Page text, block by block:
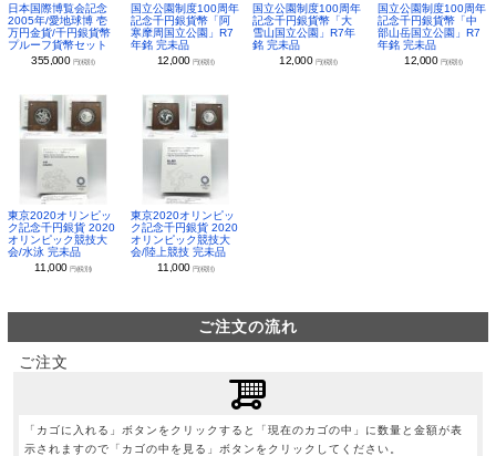
日本国際博覧会記念
2005年/愛地球博 壱
万円金貨/千円銀貨幣
プルーフ貨幣セット
355,000 円(税別)
国立公園制度100周年
記念千円銀貨幣「阿
寒摩周国立公園」R7
年銘 完未品
12,000 円(税別)
国立公園制度100周年
記念千円銀貨幣「大
雪山国立公園」R7年
銘 完未品
12,000 円(税別)
国立公園制度100周年
記念千円銀貨幣「中
部山岳国立公園」R7
年銘 完未品
12,000 円(税別)
東京2020オリンピッ
ク記念千円銀貨 2020
オリンピック競技大
会/水泳 完未品
11,000円(税別)
東京2020オリンピッ
ク記念千円銀貨 2020
オリンピック競技大
会/陸上競技 完未品
11,000 円(税別)
ご注文の流れ
ご注文
「カゴに入れる」ボタンをクリックすると「現在のカゴの中」に数量と金額が表
示されますので「カゴの中を見る」ボタンをクリックしてください。